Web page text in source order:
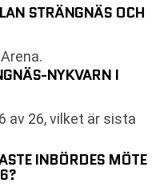
STRÄNGNÄS OCH
NYKVARN I
av 26, vilket är sista
INBÖRDES MÖTE